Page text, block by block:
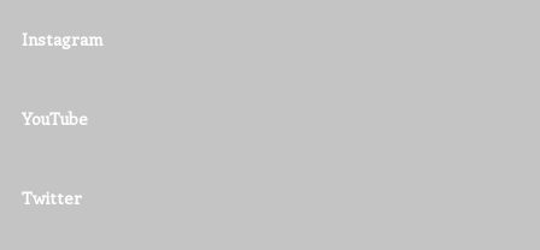
Instagram
YouTube
Twitter